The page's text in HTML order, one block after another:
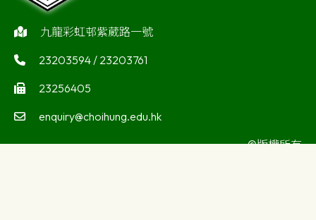
九龍彩虹邨紫葳路一號
23203594 / 23203761
23256405
enquiry@choihung.edu.hk
©版權所有